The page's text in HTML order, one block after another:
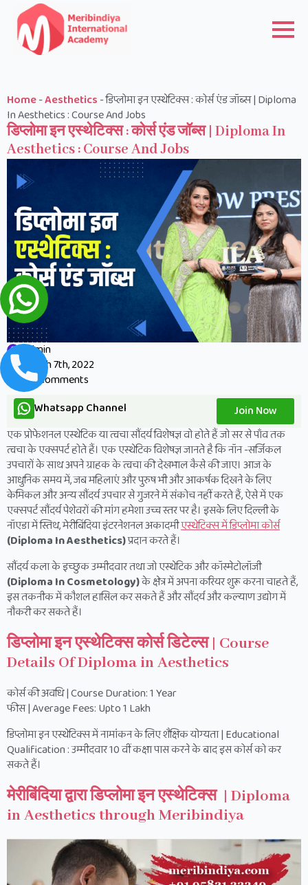
Home-Aesthetics -डिप्लोमा इन एस्थेटिक्स : कोर्स एंड जॉब्स | Diploma
In Aesthetics : Course And Jobs
डिप्लोमा इन एस्थेटिक्स : कोर्स एंड जॉब्स | Diploma In
Aesthetics : Course And Jobs
admin
March 7th, 2022
No Comments
Whatsapp Channel
Join Now
एक प्रोफेशनल एस्थेटिक या ​त्वचा सौंदर्य विशेषज्ञ वो होते हैं जो सर से पाँव तक
त्वचा के एक्सपर्ट होते हैं। एक एस्थेटिक विशेषज्ञ जानते है कि नॉन -सर्जिकल
उपचारों के साथ अपने ग्राहक के त्वचा की देखभाल कैसे की जाए। आज के
आधुनिक समय में, जब महिलाएं और पुरुष भी और आकर्षक दिखने के लिए
केमिकल और अन्य सौंदर्य उपचार से गुजरने में संकोच नहीं करते हैं, ऐसे में एक
एक्सपर्ट सौंदर्य पेशेवरों की मांग हमेशा उच्च स्तर पर है। इसके लिए दिल्ली के
नॉएडा में स्तिथ, मेरीबिंदिया इंटरनेशनल अकादमीएस्थेटिक्स में डिप्लोमा कोर्स
(Diploma In Aesthetics)प्रदान करते हैं।
सौंदर्य कला के इच्छुक उम्मीदवार तथा जो एस्थेटिक और कॉस्मेटोलॉजी
(Diploma In Cosmetology)के क्षेत्र में अपना करियर शुरू करना चाहते हैं,
इस तकनीक में कौशल हासिल कर सकते हैं और सौंदर्य और कल्याण उद्योग में
नौकरी कर सकते हैं।
डिप्लोमा इन एस्थेटिक्स कोर्स डिटेल्स | Course
Details Of Diploma in Aesthetics
कोर्स की अवधि | Course Duration: 1 Year
फीस | Average Fees: Upto 1 Lakh
डिप्लोमा इन एस्थेटिक्स में नामांकन के लिए शैक्षिक योग्यता | Educational
Qualification : उम्मीदवार 10 वीं कक्षा पास करने के बाद इस कोर्स को कर
सकते हैं।
मेरीबिंदिया द्वारा डिप्लोमा इन एस्थेटिक्स | Diploma
in Aesthetics through Meribindiya